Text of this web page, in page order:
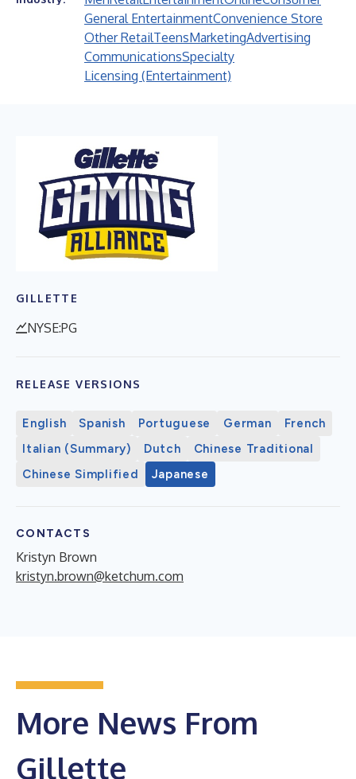
General EntertainmentConvenience Store
Other RetailTeensMarketingAdvertising
CommunicationsSpecialty
Licensing (Entertainment)
GILLETTE
NYSE:PG
RELEASE VERSIONS
English Spanish Portuguese German
French
Italian (Summary)
Dutch
Chinese Traditional
Chinese Simplified
Japanese
CONTACTS
Kristyn Brown
kristyn.brown@ketchum.com
More News From
Gillette